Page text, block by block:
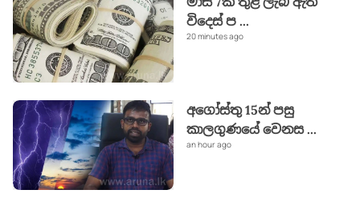
විදෙස් ප ...
20 minutes ago
අගෝස්තු 15න් පසු
කාලගුණයේ වෙනස...
an hour ago